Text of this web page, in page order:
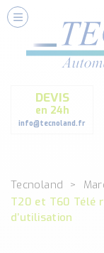
DEVIS
en 24h
info@tecnoland.fr
Nos Services
Conseils et
Formation et
Architecture I-
Classé par
DEBIT
Tecnoland
T20 et T60 Télé
d’utilisation